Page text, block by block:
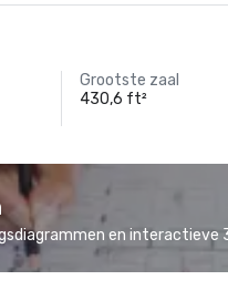
Grootste zaal
430,6 ft²
en interactieve